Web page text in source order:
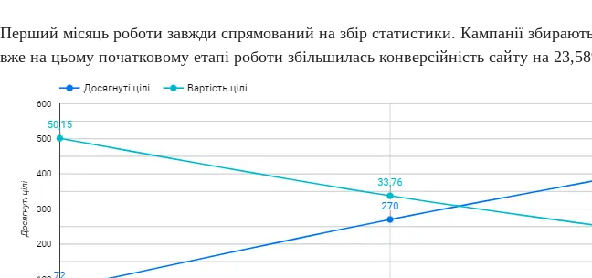
Перший місяць роботи завжди спрямований на збір статистики. Кампанії
вже на цьому початковому етапі роботи збільшилась конверсійність сайту на